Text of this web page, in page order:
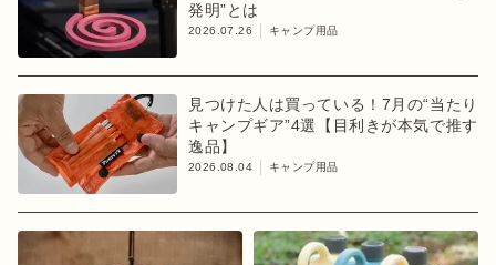
発明”とは
2026.07.26 キャンプ用品
見つけた人は買っている！7月の“当たり
キャンプギア”4選【目利きが本気で推す
逸品】
2026.08.04 キャンプ用品